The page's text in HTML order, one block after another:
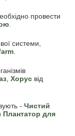
провести
системи,
Хорус від
- Чистий
Плантатор для